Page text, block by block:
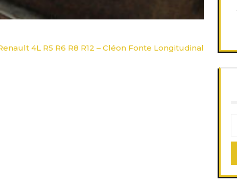
4L R5 R6 R8 R12 – Cléon Fonte Longitudinal